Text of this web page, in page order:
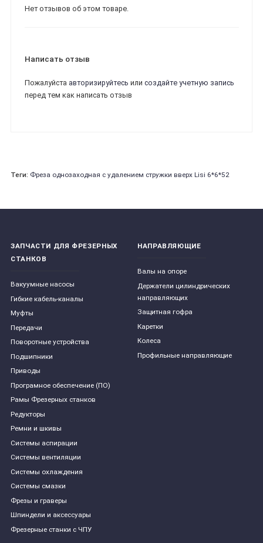
Нет отзывов об этом товаре.
Написать отзыв
Пожалуйста авторизируйтесь или создайте учетную запись
перед тем как написать отзыв
Теги: Фреза однозаходная с удалением стружки вверх Lisi 6*6*52
ЗАПЧАСТИ ДЛЯ ФРЕЗЕРНЫХ
СТАНКОВ
Вакуумные насосы
Гибкие кабель-каналы
Муфты
Передачи
Поворотные устройства
Подшипники
Приводы
Програмное обеспечение (ПО)
Рамы Фрезерных станков
Редукторы
Ремни и шкивы
Системы аспирации
Системы вентиляции
Системы охлаждения
Системы смазки
Фрезы и граверы
Шпиндели и аксессуары
Фрезерные станки с ЧПУ
НАПРАВЛЯЮЩИЕ
Валы на опоре
Держатели цилиндрических
направляющих
Защитная гофра
Каретки
Колеса
Профильные направляющие